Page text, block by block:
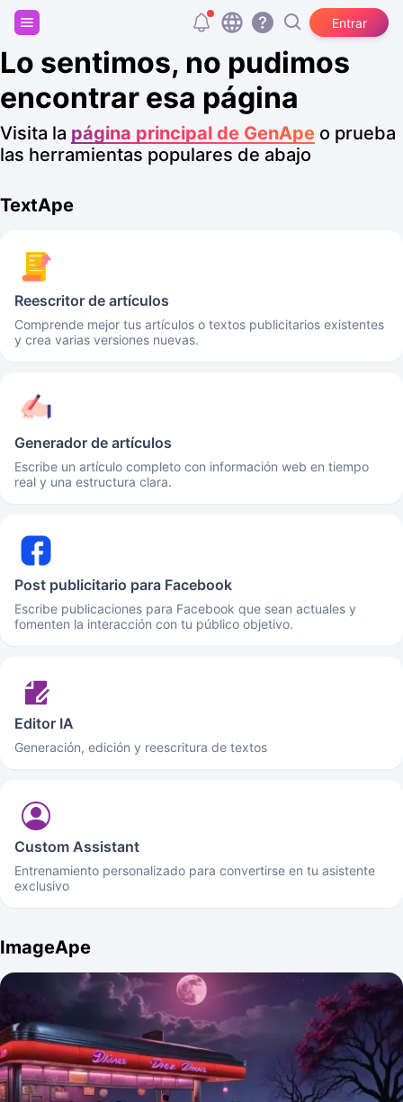
Entrar
Regístrate y consigue 20.000 tokens gratis
Lo sentimos, no pudimos
encontrar esa página
Visita la página principal de GenApe o prueba
las herramientas populares de abajo
TextApe
Reescritor de artículos
Comprende mejor tus artículos o textos publicitarios existentes
y crea varias versiones nuevas.
Generador de artículos
Escribe un artículo completo con información web en tiempo
real y una estructura clara.
Post publicitario para Facebook
Escribe publicaciones para Facebook que sean actuales y
fomenten la interacción con tu público objetivo.
Editor IA
Generación, edición y reescritura de textos
Custom Assistant
Entrenamiento personalizado para convertirse en tu asistente
exclusivo
ImageApe